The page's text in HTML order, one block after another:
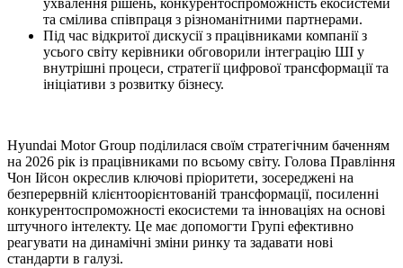
ухвалення рішень, конкурентоспроможність екосистеми
та смілива співпраця з різноманітними партнерами.
Під час відкритої дискусії з працівниками компанії з
усього світу керівники обговорили інтеграцію ШІ у
внутрішні процеси, стратегії цифрової трансформації та
ініціативи з розвитку бізнесу.
Hyundai Motor Group поділилася своїм стратегічним баченням
на 2026 рік із працівниками по всьому світу. Голова Правління
Чон Ійсон окреслив ключові пріоритети, зосереджені на
безперервній клієнтоорієнтованій трансформації, посиленні
конкурентоспроможності екосистеми та інноваціях на основі
штучного інтелекту. Це має допомогти Групі ефективно
реагувати на динамічні зміни ринку та задавати нові
стандарти в галузі.